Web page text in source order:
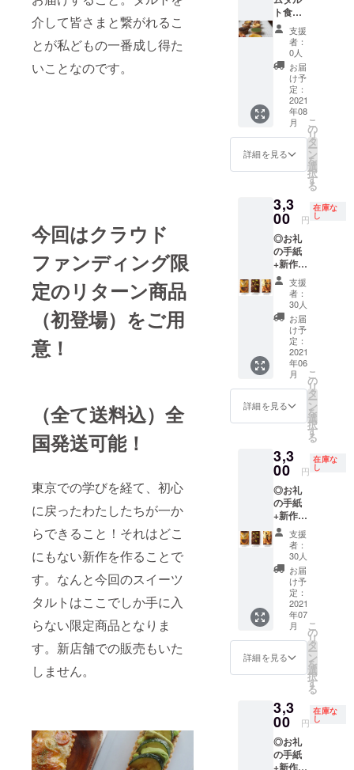
介して皆さまと繋がれるこ
とが私どもの一番成し得た
いことなのです。
今回はクラウド
ファンディング限
定のリターン商品
（初登場）をご用
意！
（全て送料込）全
国発送可能！
東京での学びを経て、初心
に戻ったわたしたちが一か
らできること！それはどこ
にもない新作を作ることで
す。なんと今回のスイーツ
タルトはここでしか手に入
らない限定商品となりま
す。新店舗での販売もいた
しません。
酵バ
ターと
くるみ
の香ば
しさが
活きた
サクサ
クで優
しいお
菓子で
ズペッ
パー
キー
缶】
チーズ
の風味
が広が
る、ほ
ろほろ
の食感
クッ
キーで
す。
チーズ
と程よ
い塩味
がワイ
ンなど
のお酒
にも相
性抜群
いずれ
も
シャー
プな缶
に詰め
られ、
ガーゼ
のハン
カチに
包まれ
ていま
す。シ
ンプル
なパッ
ケージ
なので
ご自宅
で2次利
用して
くこと
もでき
ます。
ぱさを
感じて
いただ
けるス
ノー
ボール
です。
ノー
ボール
プレー
ロース
トくる
りこん
で焼い
た一
品。発
酵バ
ターと
くるみ
の香ば
しさが
活きた
サクサ
クで優
しいお
菓子で
ズペッ
パー
キー
缶】
チーズ
の風味
が広が
る、ほ
ろほろ
の食感
クッ
キーで
す。
チーズ
と程よ
い塩味
がワイ
ンなど
のお酒
にも相
性抜群
いずれ
も
シャー
プな缶
に詰め
られ、
感のア
クセン
トに。
色は桃
の皮か
ら出て
いるた
め、作
るたび
に色合
いが変
わりま
す。 さ
らにコ
ンポー
んに使
用して
完成し
たタル
トにな
りま
す。桃
のシー
ズンの
みお作
りでき
るた
め、非
常に期
間が短
いお品
になり
※桃の入
まり次
第製造
ますの
でお時
間いた
だきま
す。ご
了承く
ださ
い。※写
真はイ
メージ
です
会社い
わさ
き」さ
んによ
るも
の。 食
べれな
いけ
ど、可
愛いく
て気に
なって
仕方が
ない存
す。 ベ
ストク
オリ
ティー
のサン
プルを1
つお届
けいた
しま
す。
ト食品
サンプ
ル（10
種） イ
ベント
にいつ
も一緒
だった
食品サ
ンプ
ル。質
感、て
かり、
細部ま
キュー
ムタル
トが表
現され
ていま
す。作
り方
は、タ
ルトを
作る工
程と同
じで生
地部分
の型を
作り中
身を入
れ、
い。焼
き込み
はしな
いけれ
どモノ
づくり
の姿勢
に脱帽
いたし
ます。
そんな
サンプ
ルたち
を10個
お届け
しま
す。 並
は、可
愛らし
す。
支援
者：
0人
お届
け予
定：
2021
年08
月
詳細を見る
こ
の
リ
タ
ー
ン
を
選
択
す
る
3,3
00 円
在庫な
し
◎お礼
の手紙
+新作
【お惣
菜タル
ト】3種
（送料
込み）
全国発
送可能
おかげ
さまで
前回の
クラウ
ドファ
ンディ
て完成
した新
工房か
ら誕生
したお
惣菜タ
ルトで
す。冷
凍にて
発送い
たしま
す。
【3種の
チーズ
と無花
果】 3
種の
ズ、
レッド
チェ
ダー
チー
支援
者：
30人
お届
け予
定：
2021
年06
月
詳細を見る
こ
の
リ
タ
ー
ン
を
選
択
す
る
3,3
00 円
在庫な
し
◎お礼
の手紙
+新作
【お惣
菜タル
ト】3種
（送料
込み）
全国発
送可能
おかげ
さまで
前回の
クラウ
ドファ
ンディ
て完成
した新
工房か
ら誕生
したお
支援
者：
30人
お届
け予
定：
2021
年07
月
詳細を見る
こ
の
リ
タ
ー
ン
を
選
択
す
る
3,3
00 円
在庫な
し
◎お礼
の手紙
+新作